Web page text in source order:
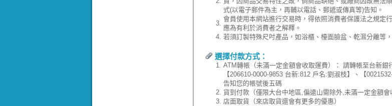
式(以電子郵件為主，再輔以電話、郵遞或傳真等)告知。
3.
會員使用本網站進行交易時，得依照消費者保護法之規定
應為有利於消費者之解釋。
4. 若須訂製特殊尺吋產品，如浴櫃、檯面臉盆、乾濕分離等
選擇付款方式：
1. ATM轉帳（未滿一定金額會收取運費）： 請轉帳至台新銀
【206610-0000-9853 台新:812 戶名:劉淑枝】、【
告知您的帳號後五碼
2. 貨到付款（僅限大台中地區,偏遠山需除外,未滿一定金額會
3. 店面取貨（來店取貨還會有更多的優惠）